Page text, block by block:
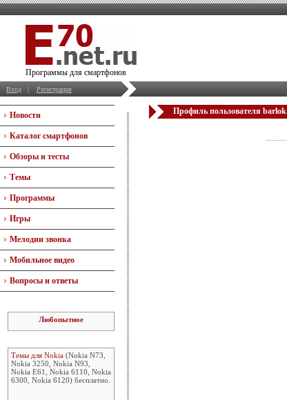
Программы для смартфонов
Вход | Регистрация
Новости
Каталог смартфонов
Обзоры и тесты
Темы
Программы
Игры
Мелодии звонка
Мобильное видео
Вопросы и ответы
Любопытное
Темы для Nokia (Nokia N73,
Nokia 3250, Nokia N93,
Nokia E61, Nokia 6110, Nokia
6300, Nokia 6120) бесплатно.
Профиль пользователя barlok